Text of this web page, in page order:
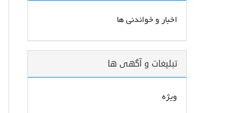
اخبار و خواندنی ها
تبلیغات و آگهی ها
ویژه